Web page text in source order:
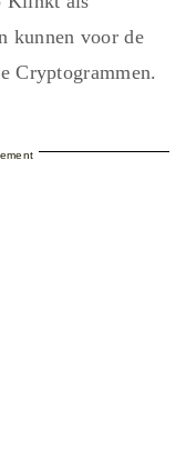
kunnen voor de
Cryptogrammen.